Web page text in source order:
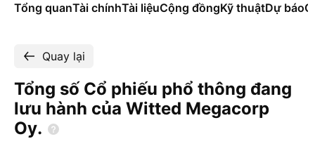
Tổng quanTài chínhTài liệuCộng đồngKỹ thuậtDự báo
Quay lại
Tổng số Cổ phiếu phổ thông đang
lưu hành của Witted Megacorp
Oy.